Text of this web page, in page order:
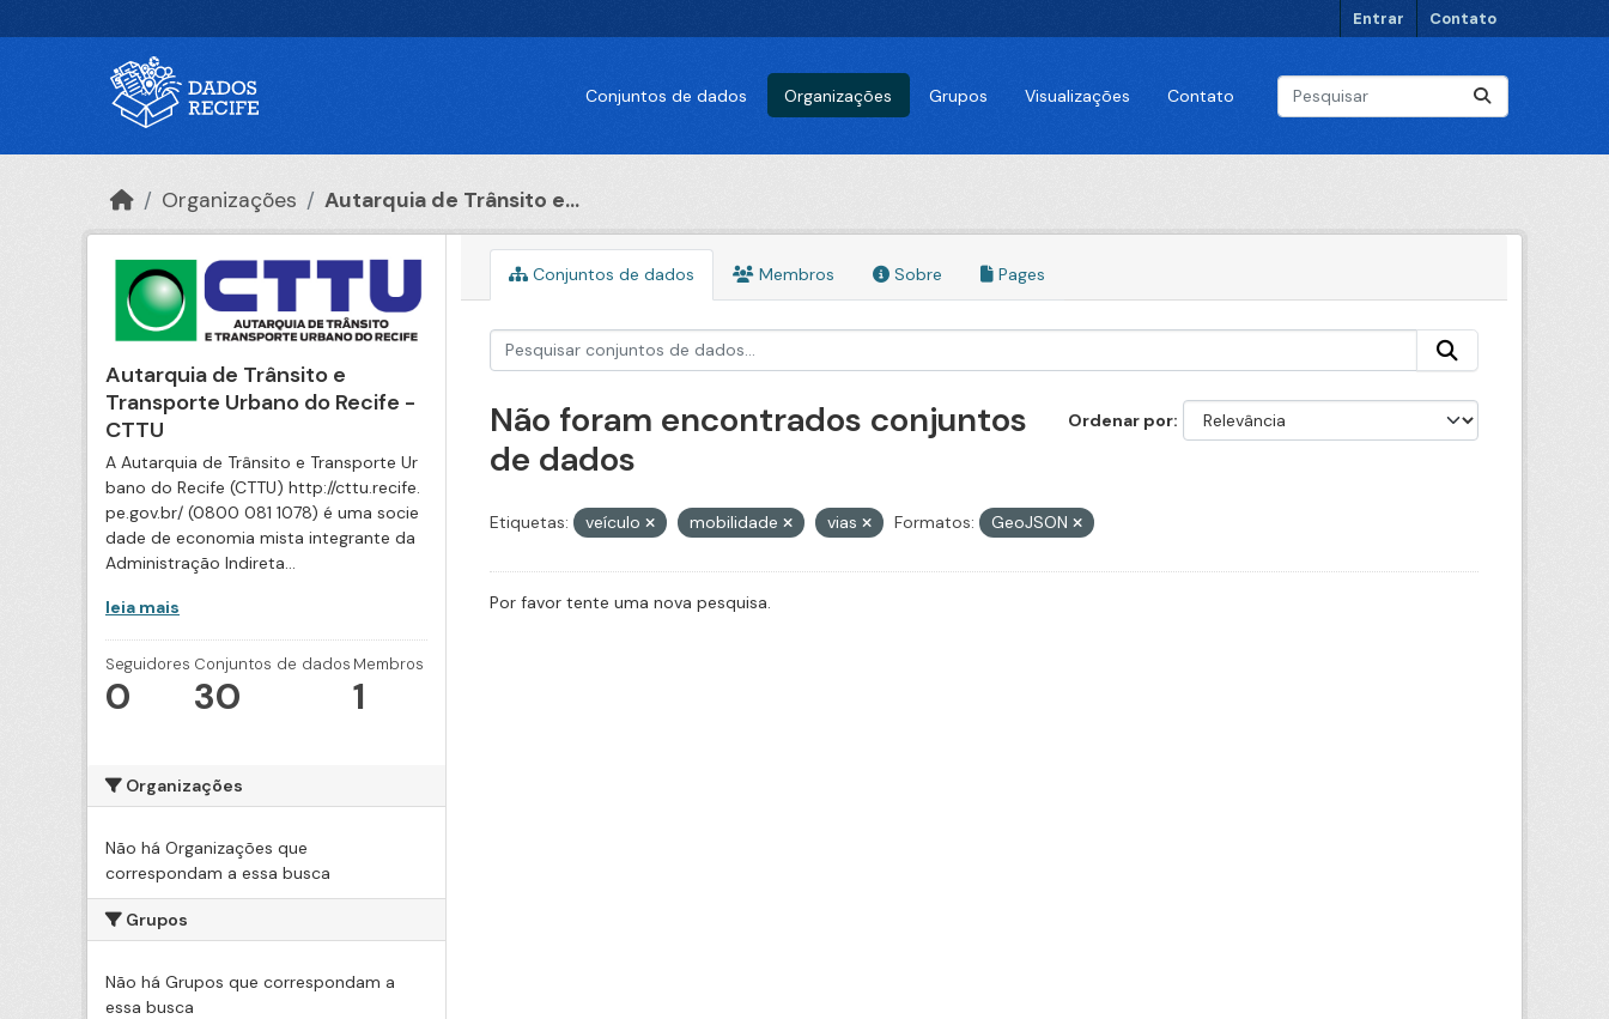
Entrar Contato
Conjuntos de dados Organizações Grupos Visualizações Contato
Organizações Autarquia de Trânsito e...
Autarquia de Trânsito e
Transporte Urbano do Recife -
CTTU
A Autarquia de Trânsito e Transporte Ur
bano do Recife (CTTU) http://cttu.recife.
pe.gov.br/ (0800 081 1078) é uma socie
dade de economia mista integrante da
Administração Indireta...
leia mais
Seguidores
0
Conjuntos de dados
30
Membros
1
Organizações
Não há Organizações que
correspondam a essa busca
Grupos
Não há Grupos que correspondam a
essa busca
Conjuntos de dados Membros Sobre Pages
Ordenar por
Não foram encontrados conjuntos
de dados
Etiquetas: veículo mobilidade vias Formatos: GeoJSON
Por favor tente uma nova pesquisa.